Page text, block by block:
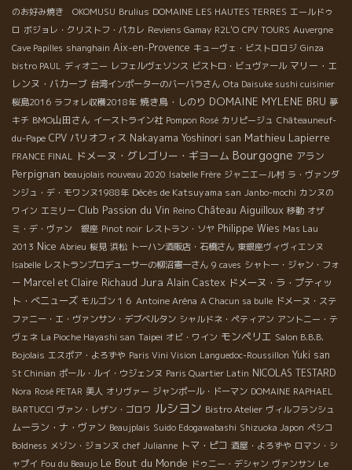
のお好み焼き OKOMUSU Brulius DOMAINE LES HAUTES TERRES エールドゥ
ロ ボジョレ・クリストフ・パカレ Reviens Gamay R2L'O CPV TOURS Auvergne
Cave Papilles shanghain Aix-en-Provence キューヴェ・ビストロロジ Ginza
bistro PAUL ディオニー レフェルヴェソンス ビストロ・ビュヴァール マリー・エ
レンヌ・バカーブ 台湾インポーターのバーバラさん Ota Daisuke sushi cuisinier
桜島2016 ラフォレ収穫2018年 焼き鳥・しのり DOMAINE MYLENE BRU 夢
キチ BMO山田さん イーストライン社 Pompon Rosé カリピージュ Châteauneuf-
du-Pape CPV パリオフィス Nakayama Yoshinori san Mathieu Lapierre
FRANCE FINAL ドメーヌ・グレゴリー・ギヨーム Bourgogne アラン
Perpignan beaujolais nouveau 2020 Isabelle Frère ジャニエール村 ラ・ヴァンダ
ンジュ・デ・モワンヌ1988年 Décès de Katsuyama san Janbo-mochi カンヌの
ワイン エミリー Club Passion du Vin Reino Château Aiguilloux 移動 オザ
ミ・デ・ヴァン 銀座 Pinot noir レストラン・ソヤ Philippe Wies Mas Lau
2013 Nice Abrieu 桜見 浜松 トーハン酒販店・石橋さん 東銀座ヴィヴィエンヌ
Isabelle レストランプロデューサーの柳沼憲一さん 9 caves シャトー・ジャン・フォ
ー Marcel et Claire Richaud Jura Alain Castex ドメーヌ・ラ・プティッ
ト・べニューズ モルゴン１６ Antoine Aréna A Chacun sa bulle ドメーヌ・ステ
ファニー・エ・ヴァンサン・デブベルタン シャルドネ・ペティアン アントニー・テ
ヴェネ La Pioche Hayashi san Taipei オビ・ワイン モンペリエ Salon B.B.B.
Bojolais エスポア・よろずや Paris Vini Vision Languedoc-Roussillon Yuki san
St Chinian ポール・ルイ・ウジェンヌ Paris Quartier Latin NICOLAS TESTARD
Nora Rosé PETAR 美人 オリヴァー ジャンポール・ドーマン DOMAINE RAPHAEL
BARTUCCI ヴァン・レザン・ゴロワ ルシヨン Bistro Atelier ヴィルフランシュ
ムーラン・ナ・ヴァン Beaujplais Suido Edogawabashi Shizuoka Japon ペシコ
Boldness メゾン・ジョンヌ chef Julianne トマ・ピコ 酒屋・よろずや ロマン・シ
ャプイ Fou du Beaujo Le Bout du Monde ドゥニー・デシャン ヴァンサン Le